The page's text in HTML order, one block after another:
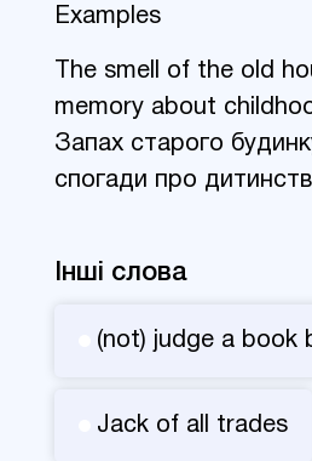
Examples
The smell of the old
memory about
Запах старого
спогади про
Інші слова
(not) judge a book
Jack of all trades